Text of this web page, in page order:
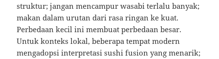
struktur; jangan mencampur wasabi terlalu banyak;
makan dalam urutan dari rasa ringan ke kuat.
Perbedaan kecil ini membuat perbedaan besar.
Untuk konteks lokal, beberapa tempat modern
mengadopsi interpretasi sushi fusion yang menarik;